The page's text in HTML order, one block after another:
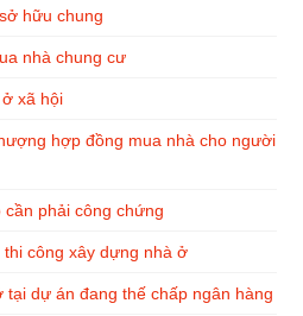
hữu chung
nhà chung cư
xã hội
hợp đồng mua nhà cho người
phải công chứng
công xây dựng nhà ở
dự án đang thế chấp ngân hàng